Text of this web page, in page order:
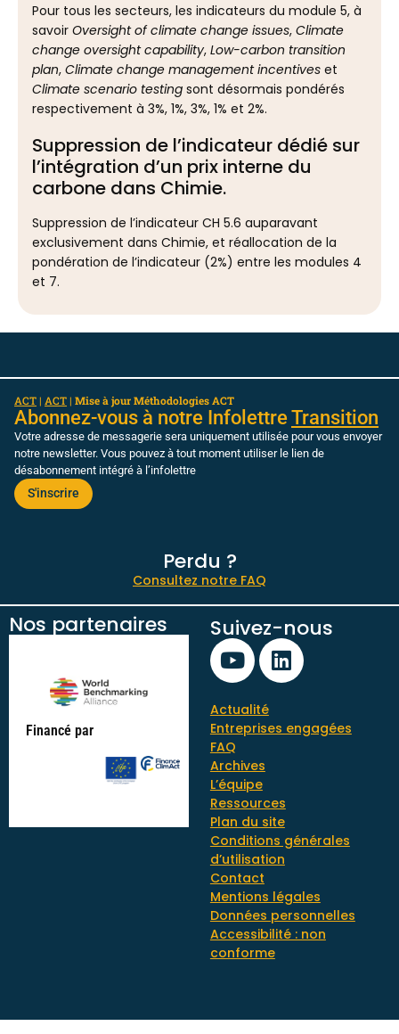
Pour tous les secteurs, les indicateurs du module 5, à
savoir Oversight of climate change issues, Climate
change oversight capability, Low-carbon transition
plan, Climate change management incentives et
Climate scenario testing sont désormais pondérés
respectivement à 3%, 1%, 3%, 1% et 2%.
Suppression de l’indicateur dédié sur
l’intégration d’un prix interne du
carbone dans Chimie.
Suppression de l’indicateur CH 5.6 auparavant
exclusivement dans Chimie, et réallocation de la
pondération de l’indicateur (2%) entre les modules 4
et 7.
ACT | ACT | Mise à jour Méthodologies ACT
Abonnez-vous à notre InfolettreTransition
Votre adresse de messagerie sera uniquement utilisée pour vous envoyer
notre newsletter. Vous pouvez à tout moment utiliser le lien de
désabonnement intégré à l’infolettre
S'inscrire
Perdu ?
Consultez notre FAQ
Nos partenaires
Financé par
Suivez-nous
Actualité
Entreprises engagées
FAQ
Archives
L’équipe
Ressources
Plan du site
Conditions générales
d’utilisation
Contact
Mentions légales
Données personnelles
Accessibilité : non
conforme